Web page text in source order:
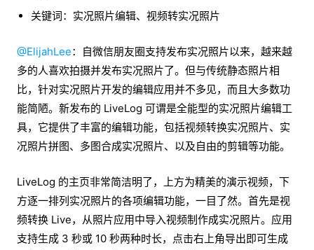
关键词：实况照片编辑、视频转实况照片
@ElijahLee：自微信朋友圈支持发布实况照片以来，越来越
多的人喜欢拍摄并发布实况照片了。但与传统静态照片相
比，针对实况照片开发的编辑应用并不多见，而且大多数功
能简陋。新发布的 LiveLog 可谓是全能型的实况照片编辑工
具，它提供了丰富的编辑功能，包括视频转换实况照片、实
况照片拼图、多图合成实况照片、以及自由的剪辑等功能。
LiveLog 的主页非常简洁明了，上方为精美的演示视频，下
方逐一排列实况照片的各项编辑功能，一目了然。首先是视
频转换 Live，从照片应用中导入视频制作成实况照片。应用
支持生成 3 秒或 10 秒两种时长，点击右上角导出即可生成